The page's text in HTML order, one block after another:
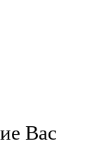
Вас